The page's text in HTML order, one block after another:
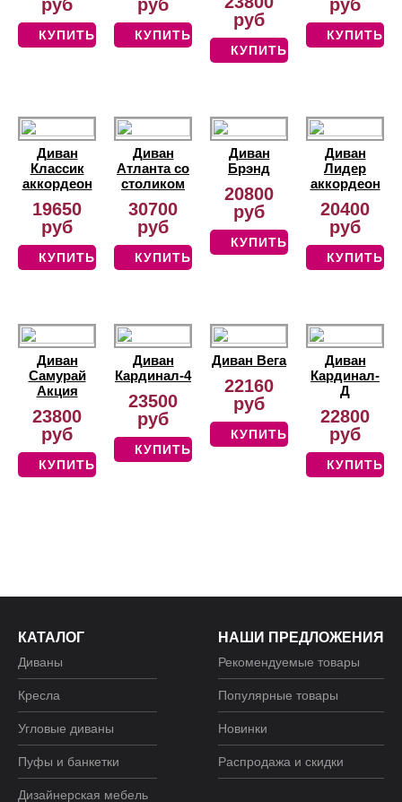
руб
КУПИТЬ
руб
КУПИТЬ
руб
КУПИТЬ
руб
КУПИТЬ
Диван
Классик
аккордеон
19650
руб
КУПИТЬ
Диван
Атланта со
столиком
30700
руб
КУПИТЬ
Диван
Брэнд
20800
руб
КУПИТЬ
Диван
Лидер
аккордеон
20400
руб
КУПИТЬ
Диван
Самурай
Акция
23800
руб
КУПИТЬ
Диван
Кардинал-4
23500
руб
КУПИТЬ
Диван Вега
22160
руб
КУПИТЬ
Диван
Кардинал-
Д
22800
руб
КУПИТЬ
КАТАЛОГ
Диваны
Кресла
Угловые диваны
Пуфы и банкетки
Дизайнерская мебель
НАШИ ПРЕДЛОЖЕНИЯ
Рекомендуемые товары
Популярные товары
Новинки
Распродажа и скидки